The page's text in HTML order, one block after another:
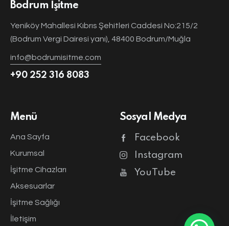
Bodrum İşitme
Yeniköy Mahallesi Kıbrıs Şehitleri Caddesi No:215/2
(Bodrum Vergi Dairesi yanı), 48400 Bodrum/Muğla
info@bodrumisitme.com
+90 252 316 8083
Menü
Ana Sayfa
Kurumsal
İşitme Cihazları
Aksesuarlar
İşitme Sağlığı
İletişim
Sosyal Medya
Facebook
Instagram
YouTube